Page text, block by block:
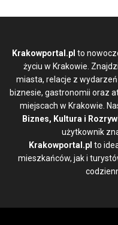
Krakowportal.pl to
życiu w Krakowie.
miasta, relacje z
biznesie, gastronomii oraz
miejscach w Krakowie.
Biznes, Kultura i
użytkownik
Krakowportal.pl to
mieszkańców, jak i